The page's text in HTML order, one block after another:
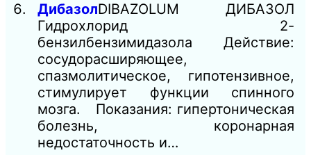
ДибазолDIBAZOLUM ДИБАЗОЛ
Гидрохлорид 2-
бензилбензимидазола Действие:
сосудорасширяющее,
спазмолитическое, гипотензивное,
стимулирует функции спинного
мозга. Показания: гипертоническая
болезнь, коронарная
недостаточность и…